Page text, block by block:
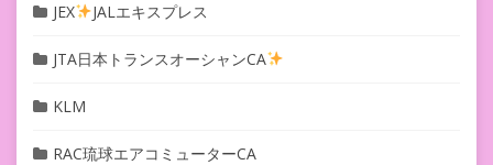
JEX JALエキスプレス
JTA日本トランスオーシャンCA
KLM
RAC琉球エアコミューターCA